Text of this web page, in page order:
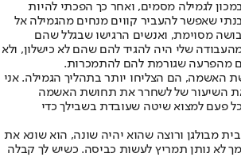
במכון לגמילה מסמים, ואחר כך הפכתי להיות
שאפשר להעביר קווים מנחים מהגמילה אל
מסוימת, ואנשים הרגישו שבגלל שהם
שלי היה להגיד להם שהם לא כישלון, ולא
מהפרעה שגורמת להם להתמכרות.
הם הצליחו יותר בתהליך הגמילה. אני
השיעור של לשחרר את תחושת האשמה
פעם למצוא שיטה שעובדת בשבילך כדי
מבולגן ורוצה שהוא יהיה שונה, הוא שונא את
לא נותן תמריץ לעשות כביסה. כשיש לך קבלה